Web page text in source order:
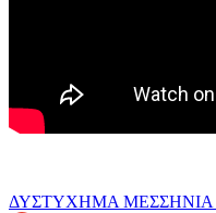
ΔΥΣΤΥΧΗΜΑ ΜΕΣΣΗΝΙΑ